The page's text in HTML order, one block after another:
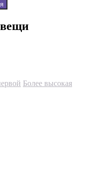
Более высокая